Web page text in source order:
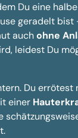
Du eine
geradelt bist
auchohne
leidest Du
Du errötest
einer